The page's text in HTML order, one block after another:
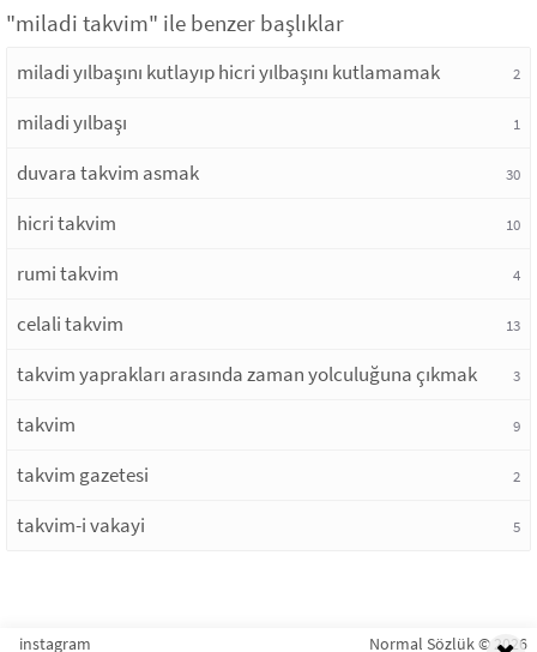
"miladi takvim" ile benzer başlıklar
miladi yılbaşını kutlayıp hicri yılbaşını kutlamamak 2
miladi yılbaşı 1
duvara takvim asmak 30
hicri takvim 10
rumi takvim 4
celali takvim 13
takvim yaprakları arasında zaman yolculuğuna çıkmak 3
takvim 9
takvim gazetesi 2
takvim-i vakayi 5
instagram Normal Sözlük © 2026